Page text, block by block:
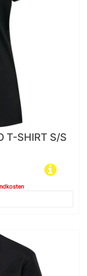
T-SHIRT S/S